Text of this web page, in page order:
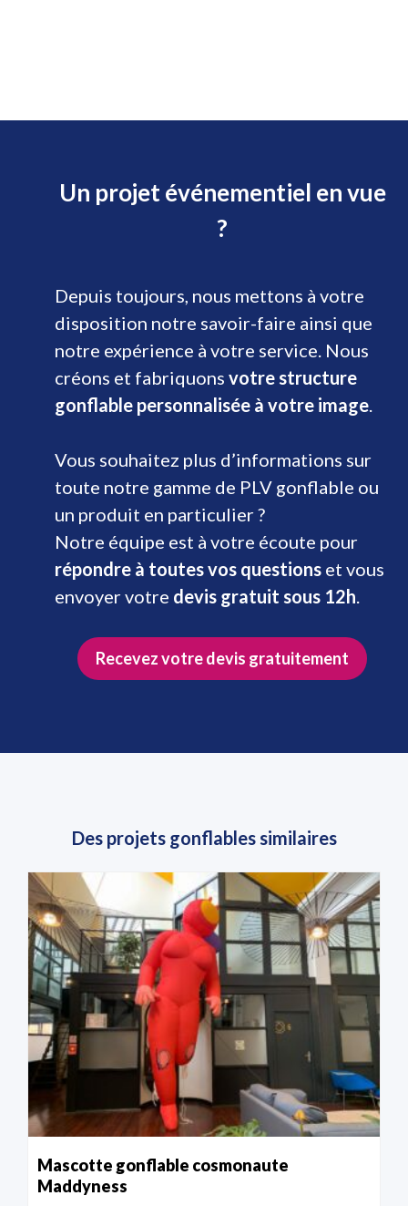
Un projet événementiel en vue
?
Depuis toujours, nous mettons à votre
disposition notre savoir-faire ainsi que
notre expérience à votre service. Nous
créons et fabriquons votre structure
gonflable personnalisée à votre image.
Vous souhaitez plus d’informations sur
toute notre gamme de PLV gonflable ou
un produit en particulier ?
Notre équipe est à votre écoute pour
répondre à toutes vos questions et vous
envoyer votre devis gratuit sous 12h.
Recevez votre devis gratuitement
Des projets gonflables similaires
Mascotte gonflable cosmonaute
Maddyness